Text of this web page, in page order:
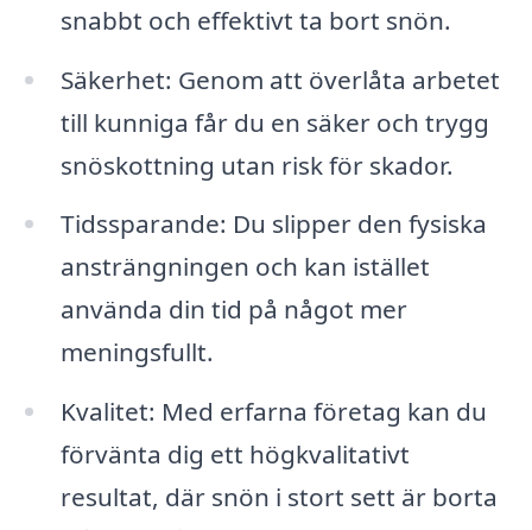
snabbt och effektivt ta bort snön.
Säkerhet: Genom att överlåta arbetet
till kunniga får du en säker och trygg
snöskottning utan risk för skador.
Tidssparande: Du slipper den fysiska
ansträngningen och kan istället
använda din tid på något mer
meningsfullt.
Kvalitet: Med erfarna företag kan du
förvänta dig ett högkvalitativt
resultat, där snön i stort sett är borta